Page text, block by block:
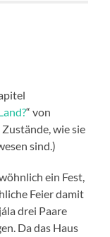
“ von
wie sie
sind.)
ein Fest,
Feier damit
drei Paare
Da das Haus